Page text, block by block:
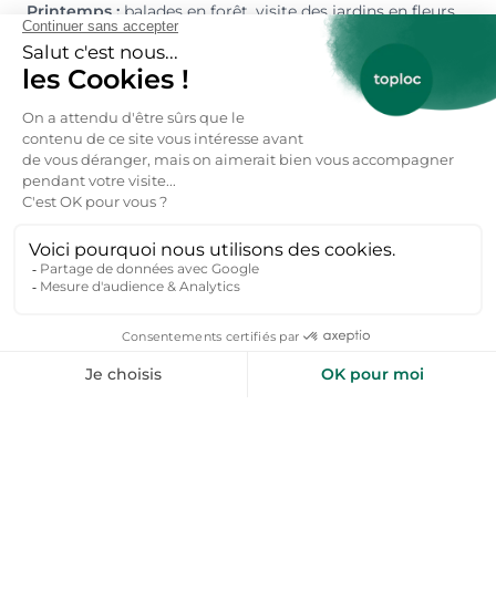
Printemps : balades en forêt, visite des jardins en fleurs,
découverte des marchés locaux et des produits du
terroir.
Été : baignade dans les plans d'eau, participation aux
festivals locaux (comme le Festival Jacques Brel),
randonnées et pique-niques en pleine nature.
Automne :randonnées en forêt pour admirer les
couleurs d'automne, dégustation de fromages de
Comté, vins du Jura et champignons.
forêts enneigées, visites des musées et sites historiques
pour se réchauffer.
Pourquoi réserver une location vacances à la